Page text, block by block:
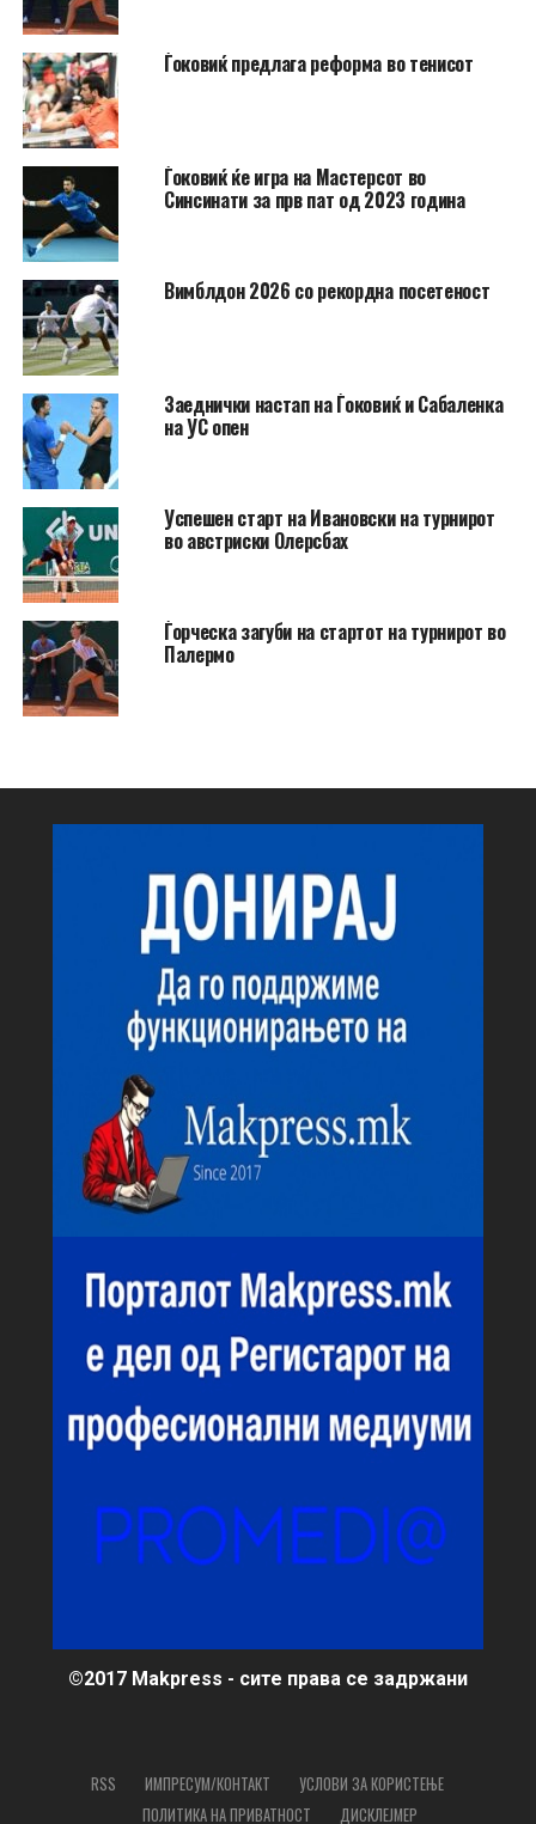
Ѓоковиќ предлага реформа во тенисот
Ѓоковиќ ќе игра на Мастерсот во
Синсинати за прв пат од 2023 година
Вимблдон 2026 со рекордна посетеност
Заеднички настап на Ѓоковиќ и Сабаленка
на УС опен
Успешен старт на Ивановски на турнирот
во австриски Олерсбах
Ѓорческа загуби на стартот на турнирот во
Палермо
©2017 Makpress - сите права се задржани
RSS ИМПРЕСУМ/КОНТАКТ
УСЛОВИ ЗА КОРИСТЕЊЕ
ПОЛИТИКА НА ПРИВАТНОСТ
ДИСКЛЕЈМЕР